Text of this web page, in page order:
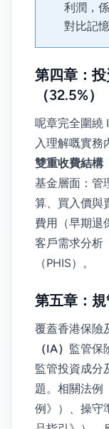
利潤，
對比記憶
第四章：
（32.5%）
呢章完全圍繞
入理解嘅實務
雙重收費結構
基金層面：管
算、買入價與
費用（早期退
客戶需求分析
（PHIS）。
第五章：規
覆蓋香港保險
（IA） 監管保
監管投資成
題。相關法例
例》）、操守